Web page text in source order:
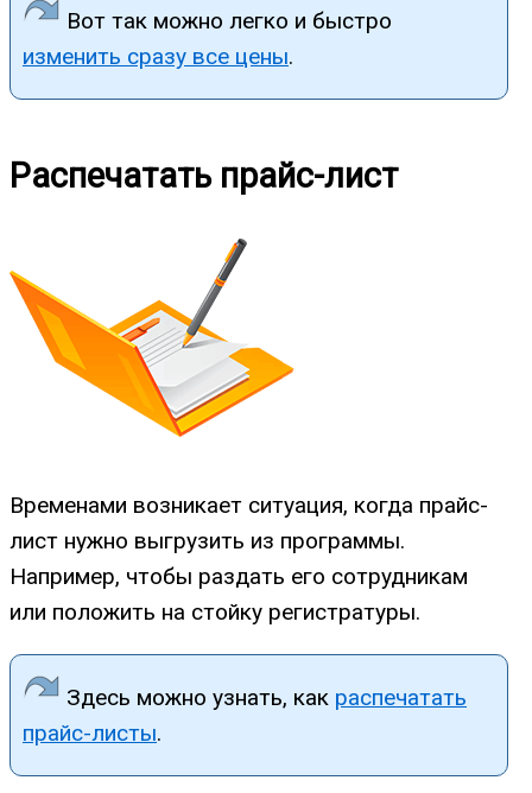
Вот так можно легко и быстро
изменить сразу все цены.
Распечатать прайс-лист
Временами возникает ситуация, когда прайс-
лист нужно выгрузить из программы.
Например, чтобы раздать его сотрудникам
или положить на стойку регистратуры.
Здесь можно узнать, как распечатать
прайс-листы.